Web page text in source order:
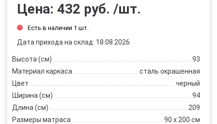
Цена: 432 руб. /шт.
Есть в наличии 1 шт.
Дата прихода на склад: 18.08.2026
Высота (см)
93
Материал каркаса
сталь окрашенная
Цвет
черный
Ширина (см)
94
Длина (см)
209
Размеры матраса
90 х 200 см